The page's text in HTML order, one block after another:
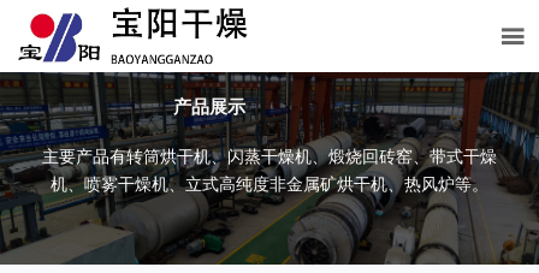

产品展示
主要产品有转筒烘干机、闪蒸干燥机、煅烧回砖窑、带式干燥
机、喷雾干燥机、立式高纯度非金属矿烘干机、热风炉等。